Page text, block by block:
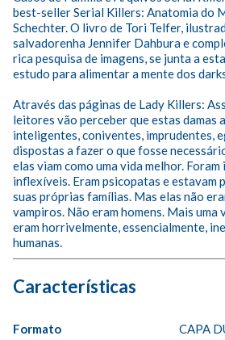
best-seller Serial Killers: Anatomia do
Schechter. O livro de Tori Telfer,
salvadorenha Jennifer Dahbura e
rica pesquisa de imagens, se junta a
estudo para alimentar a mente dos
Através das páginas de Lady Killers:
leitores vão perceber que estas damas
inteligentes, coniventes, imprudentes,
dispostas a fazer o que fosse
elas viam como uma vida melhor. Foram
inflexíveis. Eram psicopatas e estavam
suas próprias famílias. Mas elas não
vampiros. Não eram homens. Mais uma
eram horrivelmente, essencialmente,
humanas.
Formato
CAPA